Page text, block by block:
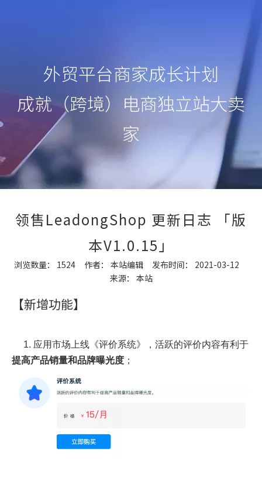
外贸平台商家成长计划
成就（跨境）电商独立站大卖
家
领售LeadongShop 更新日志 「版
本V1.0.15」
浏览数量： 1524 作者： 本站编辑 发布时间： 2021-03-12
来源： 本站
【新增功能】
1. 应用市场上线《评价系统》，活跃的评价内容有利于
提高产品销量和品牌曝光度 ；